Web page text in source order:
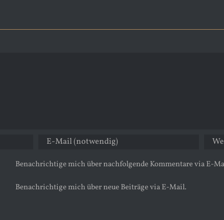
Benachrichtige mich über nachfolgende Kommentare via E-
Benachrichtige mich über neue Beiträge via E-Mail.